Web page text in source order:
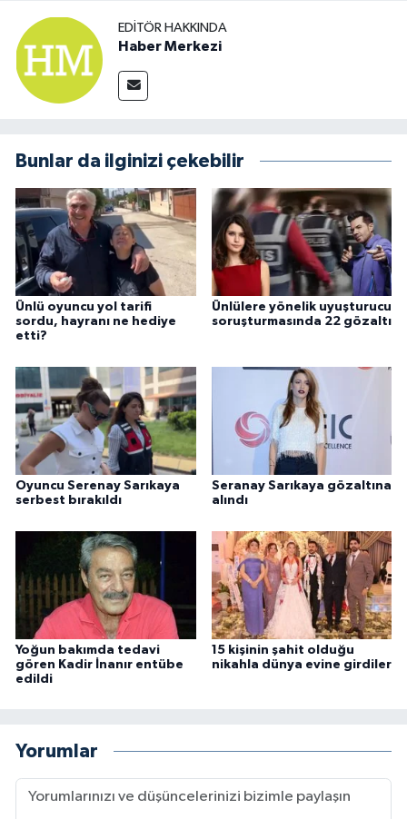
EDITÖR HAKKINDA
Haber Merkezi
Bunlar da ilginizi çekebilir
Ünlü oyuncu yol tarifi
sordu, hayranı ne hediye
etti?
Ünlülere yönelik uyuşturucu
soruşturmasında 22 gözaltı
Oyuncu Serenay Sarıkaya
serbest bırakıldı
Seranay Sarıkaya gözaltına
alındı
Yoğun bakımda tedavi
gören Kadir İnanır entübe
edildi
15 kişinin şahit olduğu
nikahla dünya evine girdiler
Yorumlar